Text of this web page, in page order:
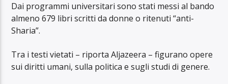
Dai programmi universitari sono stati messi al bando
almeno 679 libri scritti da donne o ritenuti “anti-
Sharia”.
Tra i testi vietati – riporta Aljazeera – figurano opere
sui diritti umani, sulla politica e sugli studi di genere.